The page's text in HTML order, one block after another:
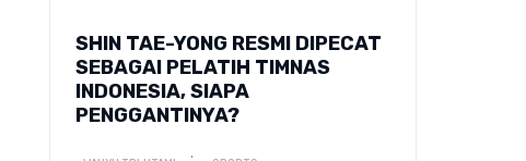
SHIN TAE-YONG RESMI DIPECAT
SEBAGAI PELATIH TIMNAS
INDONESIA, SIAPA
PENGGANTINYA?